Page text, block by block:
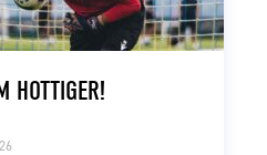
HOTTIGER!